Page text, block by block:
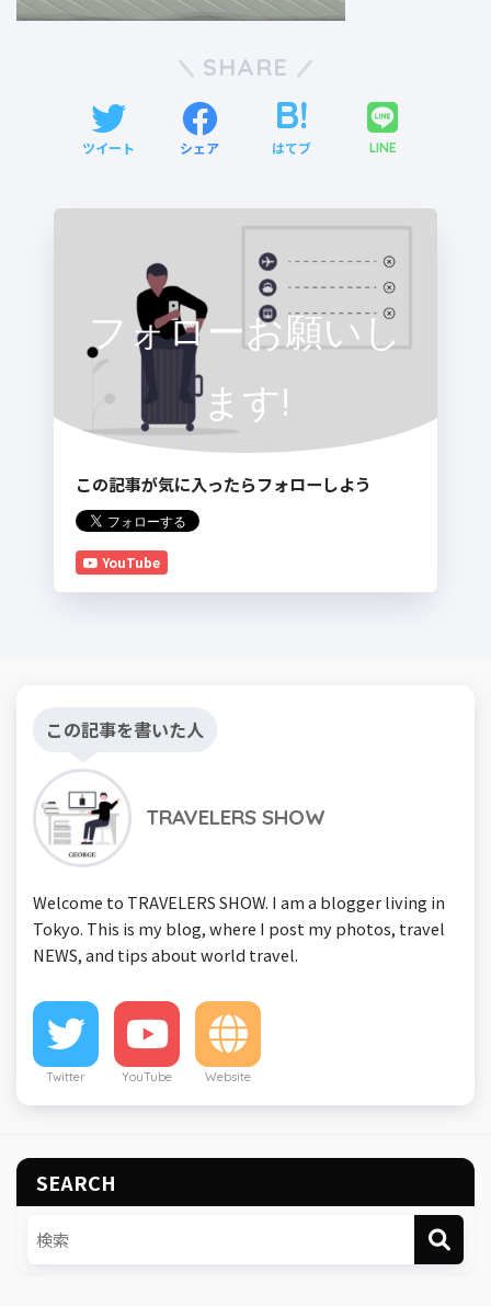
SHARE
ツイート シェア はてブ LINE
フォローお願いし
ます!
この記事が気に入ったらフォローしよう
YouTube
この記事を書いた人
TRAVELERS SHOW
Welcome to TRAVELERS SHOW. I am a blogger living in
Tokyo. This is my blog, where I post my photos, travel
NEWS, and tips about world travel.
Twitter YouTube Website
SEARCH